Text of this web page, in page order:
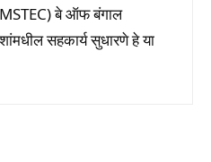
बे ऑफ बंगाल
सहकार्य सुधारणे हे या